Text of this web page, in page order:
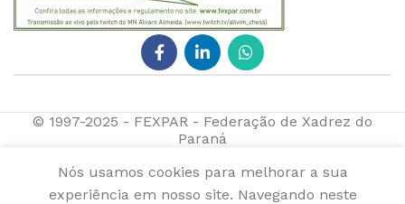
© 1997-2025 - FEXPAR - Federação de Xadrez do
Paraná
Nós usamos cookies para melhorar a sua
experiência em nosso site. Navegando neste